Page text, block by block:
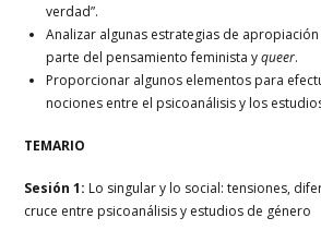
verdad”.
Analizar algunas estrategias de
parte del pensamiento feminista yqueer.
Proporcionar algunos elementos para
nociones entre el psicoanálisis y los
TEMARIO
Sesión 1: Lo singular y lo social: tensiones,
cruce entre psicoanálisis y estudios de género